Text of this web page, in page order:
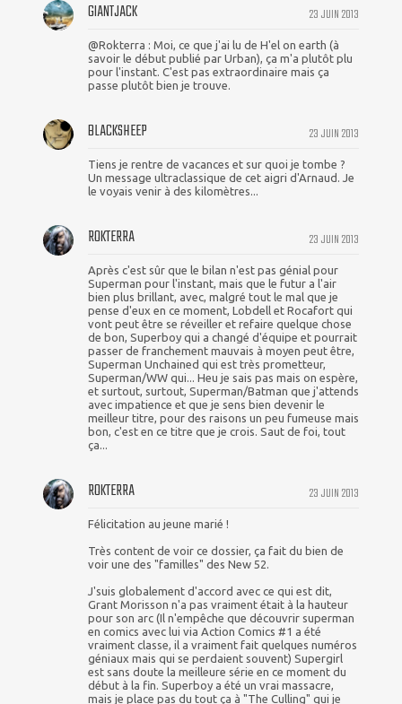
23 JUIN 2013
GIANTJACK
@Rokterra : Moi, ce que j'ai lu de H'el on earth (à
savoir le début publié par Urban), ça m'a plutôt plu
pour l'instant. C'est pas extraordinaire mais ça
passe plutôt bien je trouve.
23 JUIN 2013
BLACKSHEEP
Tiens je rentre de vacances et sur quoi je tombe ?
Un message ultraclassique de cet aigri d'Arnaud. Je
le voyais venir à des kilomètres...
23 JUIN 2013
ROKTERRA
Après c'est sûr que le bilan n'est pas génial pour
Superman pour l'instant, mais que le futur a l'air
bien plus brillant, avec, malgré tout le mal que je
pense d'eux en ce moment, Lobdell et Rocafort qui
vont peut être se réveiller et refaire quelque chose
de bon, Superboy qui a changé d'équipe et pourrait
passer de franchement mauvais à moyen peut être,
Superman Unchained qui est très prometteur,
Superman/WW qui... Heu je sais pas mais on espère,
et surtout, surtout, Superman/Batman que j'attends
avec impatience et que je sens bien devenir le
meilleur titre, pour des raisons un peu fumeuse mais
bon, c'est en ce titre que je crois. Saut de foi, tout
ça...
23 JUIN 2013
ROKTERRA
Félicitation au jeune marié !
Très content de voir ce dossier, ça fait du bien de
voir une des "familles" des New 52.
J'suis globalement d'accord avec ce qui est dit,
Grant Morisson n'a pas vraiment était à la hauteur
pour son arc (Il n'empêche que découvrir superman
en comics avec lui via Action Comics #1 a été
vraiment classe, il a vraiment fait quelques numéros
géniaux mais qui se perdaient souvent) Supergirl
est sans doute la meilleure série en ce moment du
début à la fin. Superboy a été un vrai massacre,
mais je place pas du tout ça à "The Culling" qui je